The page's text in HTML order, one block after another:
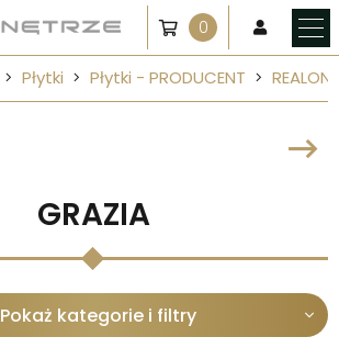
0
Płytki Płytki - PRODUCENT
GRAZIA
Pokaż kategorie i filtry